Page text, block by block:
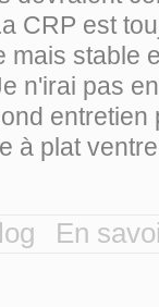
CRP est
mais stable
n'irai pas
entretien
à plat
En